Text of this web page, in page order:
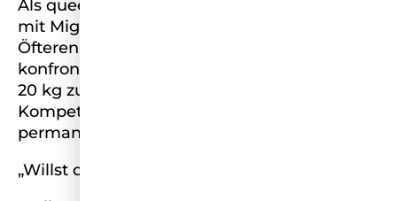
Als queere, mehrgewichtige Fitnesstrainerin
mit Migrationshintergrund bin ich des
Öfteren mit Vorurteilen und Diskriminierung
konfrontiert worden, vor allem seitdem ich
20 kg zugenommen habe, wurden meine
Kompetenz und meine Attraktivität
permanent in Frage gestellt.
„Willst du nicht mal wieder abnehmen?“